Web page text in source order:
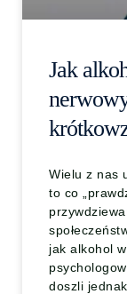
Jak
Wielu z nas
to co
jak alkohol
doszli